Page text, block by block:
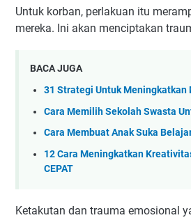
Untuk korban, perlakuan itu
mereka. Ini akan menciptakan
BACA JUGA
31 Strategi Untuk Meningkatkan
Cara Memilih Sekolah Swasta
Cara Membuat Anak Suka
12 Cara Meningkatkan
CEPAT
Ketakutan dan trauma emosional